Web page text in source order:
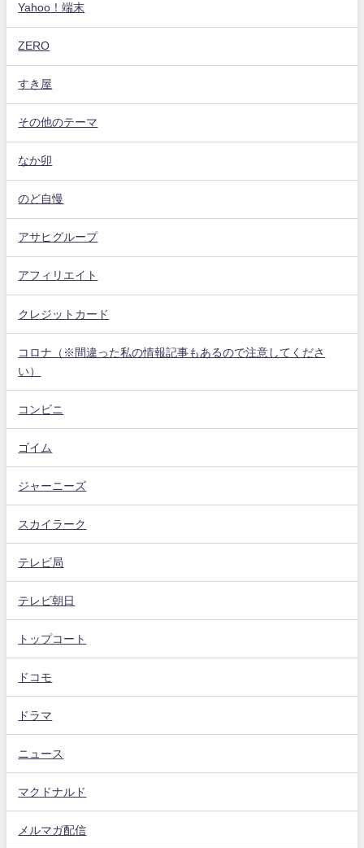
Yahoo！端末
ZERO
すき屋
その他のテーマ
なか卯
のど自慢
アサヒグループ
アフィリエイト
クレジットカード
コロナ（※間違った私の情報記事もあるので注意してくださ
い）
コンビニ
ゴイム
ジャーニーズ
スカイラーク
テレビ局
テレビ朝日
トップコート
ドコモ
ドラマ
ニュース
マクドナルド
メルマガ配信